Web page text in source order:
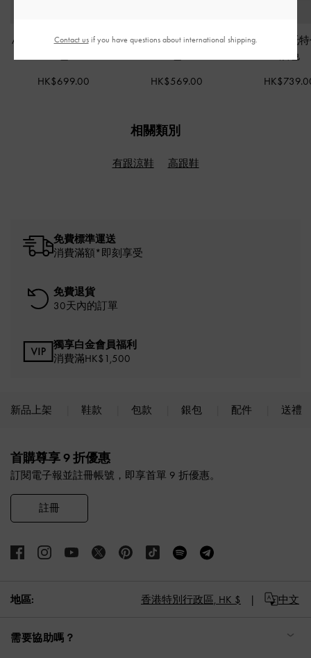
Albany 刺繡迷你包-白
HK$699.00
Rene 手提托特包-奶油
HK$569.00
Daylla 手提托
油色
相關類別
有跟涼鞋 高跟鞋
免費標準運送
消費滿額*即刻享受
免費退貨
30天內的訂單
獨享白金會員福利
消費滿HK$1,500
新品上架 鞋款 包款 銀包 配件 送禮
首購尊享 9 折優惠
訂閱電子報並註冊帳號，即享首單 9 折優惠。
註冊
地區: 香港特別行政區, HK $ 中文
需要協助嗎？
Contact usif you have questions about international shipping.